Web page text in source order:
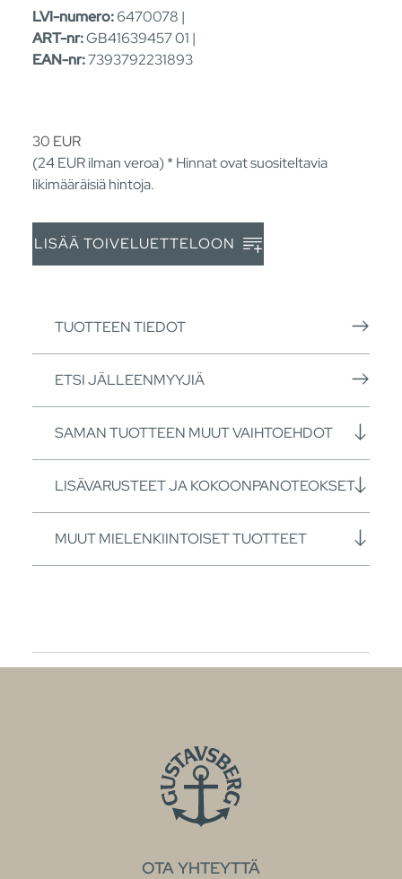
LVI-numero:6470078 |
ART-nr:GB41639457 01 |
EAN-nr:7393792231893
30 EUR
(24EURilman veroa) * Hinnat ovat suositeltavia
likimääräisiä hintoja.
LISÄÄ TOIVELUETTELOON
TUOTTEEN TIEDOT
ETSI JÄLLEENMYYJIÄ
SAMAN TUOTTEEN MUUT VAIHTOEHDOT
LISÄVARUSTEET JA KOKOONPANOTEOKSET
MUUT MIELENKIINTOISET TUOTTEET
OTA YHTEYTTÄ